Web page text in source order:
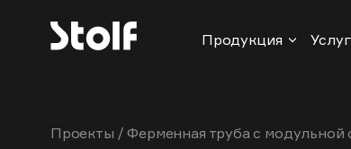
Продукция
Проекты /Ферменная труба с модульной